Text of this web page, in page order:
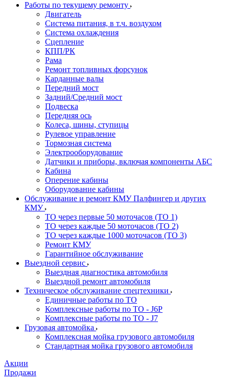
Работы по текущему ремонту
Двигатель
Система питания, в т.ч. воздухом
Система охлаждения
Сцепление
КПП/РК
Рама
Ремонт топливных форсунок
Карданные валы
Передний мост
Задний/Средний мост
Подвеска
Передняя ось
Колеса, шины, ступицы
Рулевое управление
Тормозная система
Электрооборудование
Датчики и приборы, включая компоненты АБС
Кабина
Оперение кабины
Оборудование кабины
Обслуживание и ремонт КМУ Палфингер и других
КМУ
ТО через первые 50 моточасов (ТО 1)
ТО через каждые 50 моточасов (ТО 2)
ТО через каждые 1000 моточасов (ТО 3)
Ремонт КМУ
Гарантийное обслуживание
Выездной сервис
Выездная диагностика автомобиля
Выездной ремонт автомобиля
Техническое обслуживание спецтехники
Единичные работы по ТО
Комплексные работы по ТО - J6P
Комплексные работы по ТО - J7
Грузовая автомойка
Комплексная мойка грузового автомобиля
Стандартная мойка грузового автомобиля
Акции
Продажи